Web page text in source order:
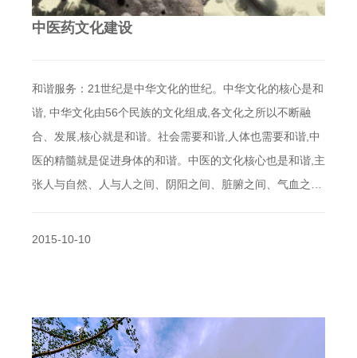
中医药文化建设
和谐服务：21世纪是中华文化的世纪。中华文化的核心是和
谐, 中华文化由56个民族的文化组成,各文化之所以不断融
合、发展,核心就是和谐。社会需要和谐,人体也需要和谐,中
医的精髓就是促进身体的和谐。中医的文化核心也是和谐,主
张人与自然、人与人之间、阴阳之间、脏腑之间、气血之…
2015-10-10